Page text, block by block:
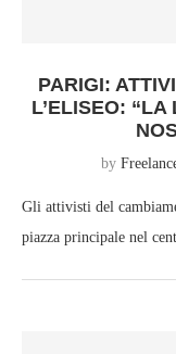
PARIGI:
L’ELISEO:
by
Gli attivisti del
piazza principale nel